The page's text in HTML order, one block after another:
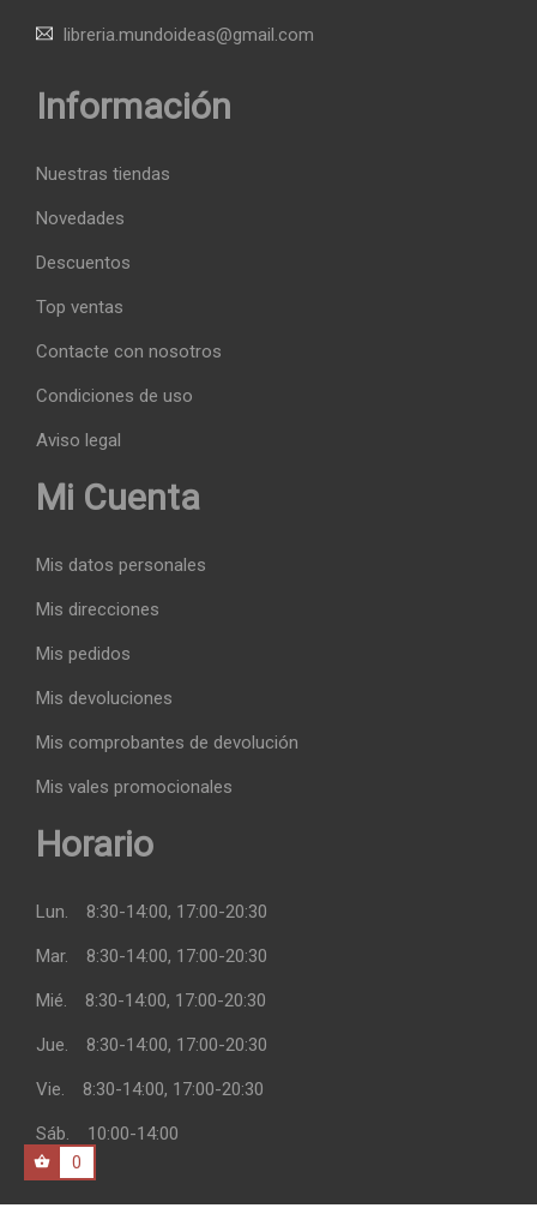
libreria.mundoideas@gmail.com
Información
Nuestras tiendas
Novedades
Descuentos
Top ventas
Contacte con nosotros
Condiciones de uso
Aviso legal
Mi Cuenta
Mis datos personales
Mis direcciones
Mis pedidos
Mis devoluciones
Mis comprobantes de devolución
Mis vales promocionales
Horario
Lun. 8:30-14:00, 17:00-20:30
Mar. 8:30-14:00, 17:00-20:30
Mié. 8:30-14:00, 17:00-20:30
Jue. 8:30-14:00, 17:00-20:30
Vie. 8:30-14:00, 17:00-20:30
Sáb. 10:00-14:00
0